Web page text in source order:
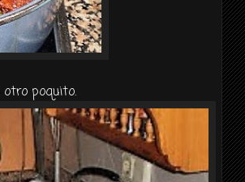
otro poquito.